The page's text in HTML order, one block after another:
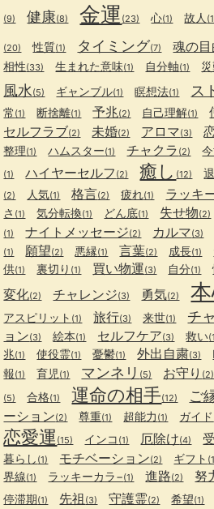
(9) 健康(8) 金運 (23) 心(1) 故人
(20) 性質(1) タイミング(7) 魂の目
相性(33) 生まれた意味(1) 自分軸(1)
風水(5) ギャンブル(1) 瞑想法(1) ス
常 (1) 断捨離(1) 予兆(2) 自己理解(1)
セルフラブ(2) 未婚(2) アロマ(3)
整理(1) ハムスター(1) チャクラ (2)
(1) ハイヤーセルフ (2) 癒し (12)
(2) 人気(1) 格言(2) 疲れ(1) ラッキ
さ (1) 気分転換(1) どん底(1) 失せ物(2)
(1) ナイトメッセージ(2) カルマ(3)
(1) 願望(2) 悪縁(1) 言葉(2) 成長(1)
供(1) 裏切り (1) 買い物運(3) 自分(1)
変化(2) チャレンジ(3) 勇気(2)
アスピリット (1) 旅行(3) 来世(1) チ
ョン(3) 絵本(1) セルフケア(3) 救い
兆(1) 使役霊(1) 憂鬱(1) 外出自粛(3)
報(1) 育児(1) マンネリ (5) お守り (2)
(5) 合格(1) 運命の相手(12) ご
ーション(2) 尊重(1) 超能力 (1) ガイド
恋愛運 (15) インコ (1) 厄除け(4)
暮らし (1) モチベーション(2) ギフト
界線(1) ラッキーカラ−(1) 進路(2) 努
停滞期(1) 先祖 (3) 守護霊(2) 希望(1)